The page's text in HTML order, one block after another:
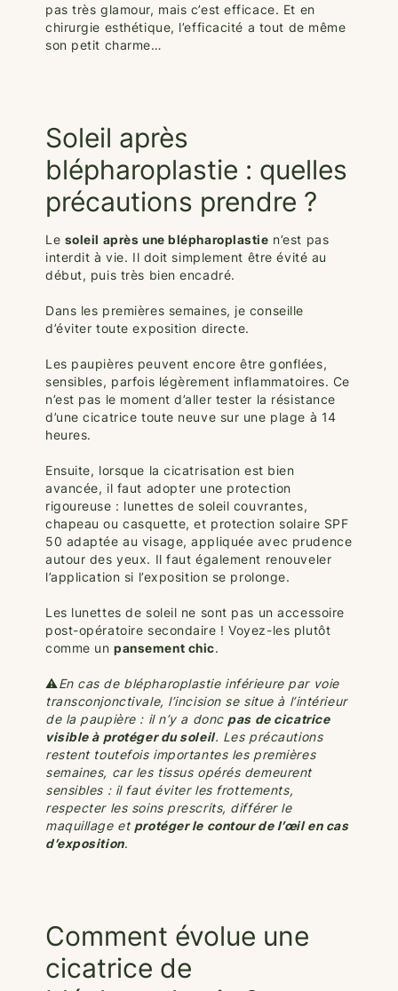
pas très glamour, mais c’est efficace. Et en
chirurgie esthétique, l’efficacité a tout de même
son petit charme…
Soleil après
blépharoplastie : quelles
précautions prendre ?
Le soleil après une blépharoplastie n’est pas
interdit à vie. Il doit simplement être évité au
début, puis très bien encadré.
Dans les premières semaines, je conseille
d’éviter toute exposition directe.
Les paupières peuvent encore être gonflées,
sensibles, parfois légèrement inflammatoires. Ce
n’est pas le moment d’aller tester la résistance
d’une cicatrice toute neuve sur une plage à 14
heures.
Ensuite, lorsque la cicatrisation est bien
avancée, il faut adopter une protection
rigoureuse : lunettes de soleil couvrantes,
chapeau ou casquette, et protection solaire SPF
50 adaptée au visage, appliquée avec prudence
autour des yeux. Il faut également renouveler
l’application si l’exposition se prolonge.
Les lunettes de soleil ne sont pas un accessoire
post-opératoire secondaire ! Voyez-les plutôt
comme unpansement chic.
⚠️En cas de blépharoplastie inférieure par voie
transconjonctivale, l’incision se situe à l’intérieur
de la paupière : il n’y a donc pas de cicatrice
visible à protéger du soleil. Les précautions
restent toutefois importantes les premières
semaines, car les tissus opérés demeurent
sensibles : il faut éviter les frottements,
respecter les soins prescrits, différer le
maquillage et protéger le contour de l’œil en cas
d’exposition.
Comment évolue une
cicatrice de